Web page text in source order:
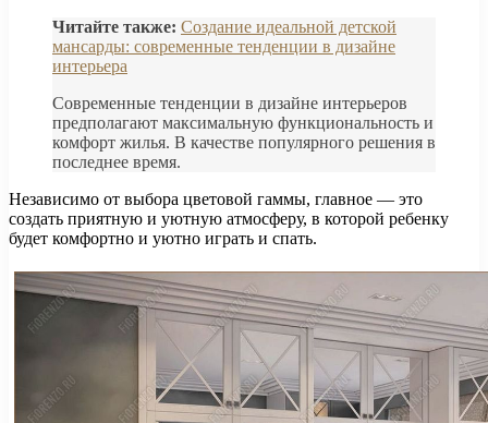
Читайте также: Создание идеальной детской
мансарды: современные тенденции в дизайне
интерьера
Современные тенденции в дизайне интерьеров
предполагают максимальную функциональность и
комфорт жилья. В качестве популярного решения в
последнее время.
Независимо от выбора цветовой гаммы, главное — это
создать приятную и уютную атмосферу, в которой ребенку
будет комфортно и уютно играть и спать.